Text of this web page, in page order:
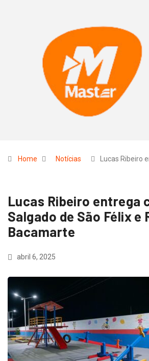
Home Notícias Lucas Ribeiro
Lucas Ribeiro entrega
Salgado de São Félix e
Bacamarte
abril 6, 2025